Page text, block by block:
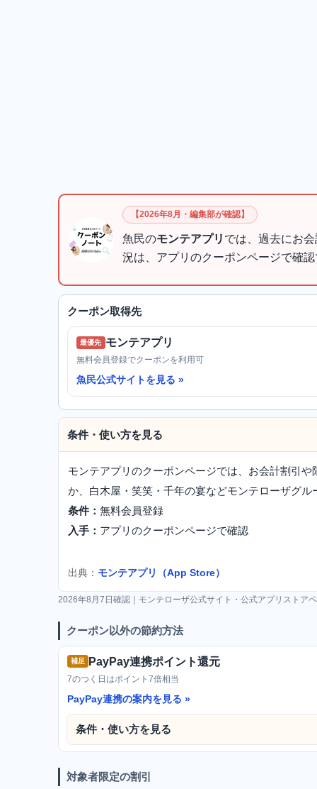
【2026年8月・編集部が確認】
魚民のモンテアプリ では、過去にお
況は、アプリのクーポンページで確認
クーポン取得先
最優先 モンテアプリ
無料会員登録でクーポンを利用可
魚民公式サイトを見る
条件・使い方を見る
モンテアプリのクーポンページでは、お会計割引
か、白木屋・笑笑・千年の宴などモンテローザグル
条件： 無料会員登録
入手： アプリのクーポンページで確認
出典： モンテアプリ（App Store）
2026年8月7日確認｜モンテローザ公式サイト・公式アプリストア
クーポン以外の節約方法
補足 PayPay連携ポイント還元
7のつく日はポイント7倍相当
PayPay連携の案内を見る
条件・使い方を見る
対象者限定の割引